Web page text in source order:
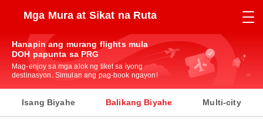
Mga Mura at Sikat na Ruta
Hanapin ang murang flights mula
DOH papunta sa PRG
Mag-enjoy sa mga alok ng tiket sa iyong
destinasyon. Simulan ang pag-book ngayon!
Isang Biyahe Balikang Biyahe Multi-city